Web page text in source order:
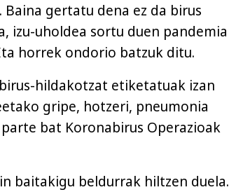
gertatu dena ez da birus
izu-uholdea sortu duen pandemia
horrek ondorio batzuk ditu.
hildakotzat etiketatuak izan
gripe, hotzeri, pneumonia
bat Koronabirus Operazioak
baitakigu beldurrak hiltzen duela.